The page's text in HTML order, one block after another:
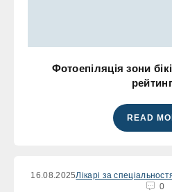
Фотоепіляція зони
READ
16.08.2025Лікарі за
0